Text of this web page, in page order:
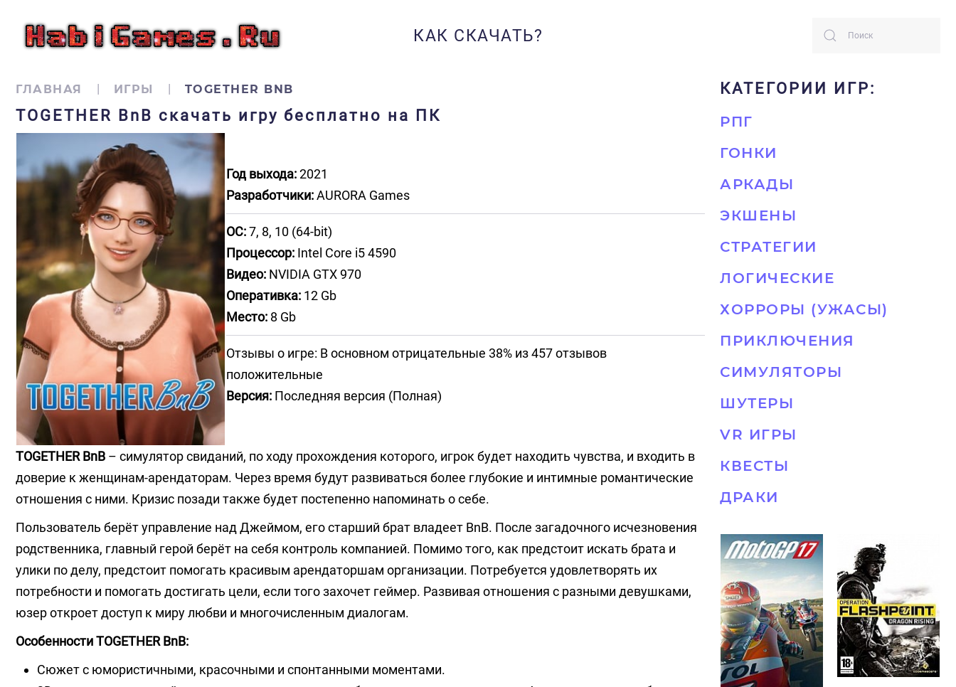
КАК СКАЧАТЬ?
ГЛАВНАЯ ИГРЫ TOGETHER BNB
TOGETHER BnB скачать игру бесплатно на ПК
Год выхода:2021
Разработчики:AURORA Games
ОС:7, 8, 10 (64-bit)
Процессор: Intel Core i5 4590
Видео: NVIDIA GTX 970
Оперативка: 12 Gb
Место: 8 Gb
Отзывы о игре: В основном отрицательные 38% из 457 отзывов
положительные
Версия: Последняя версия (Полная)
TOGETHER BnB – симулятор свиданий, по ходу прохождения которого, игрок будет находить чувства, и входить в
доверие к женщинам-арендаторам. Через время будут развиваться более глубокие и интимные романтические
отношения с ними. Кризис позади также будет постепенно напоминать о себе.
Пользователь берёт управление над Джеймом, его старший брат владеет BnB. После загадочного исчезновения
родственника, главный герой берёт на себя контроль компанией. Помимо того, как предстоит искать брата и
улики по делу, предстоит помогать красивым арендаторшам организации. Потребуется удовлетворять их
потребности и помогать достигать цели, если того захочет геймер. Развивая отношения с разными девушками,
юзер откроет доступ к миру любви и многочисленным диалогам.
Особенности TOGETHER BnB:
Сюжет с юмористичными, красочными и спонтанными моментами.
КАТЕГОРИИ ИГР:
РПГ
ГОНКИ
АРКАДЫ
ЭКШЕНЫ
СТРАТЕГИИ
ЛОГИЧЕСКИЕ
ХОРРОРЫ (УЖАСЫ)
ПРИКЛЮЧЕНИЯ
СИМУЛЯТОРЫ
ШУТЕРЫ
VR ИГРЫ
КВЕСТЫ
ДРАКИ